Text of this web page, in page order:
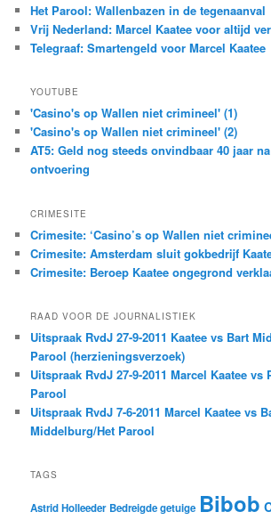
Het Parool: Wallenbazen in de tegenaanval
Vrij Nederland: Marcel Kaatee voor altijd
Telegraaf: Smartengeld voor Marcel Kaatee
YOUTUBE
'Casino's op Wallen niet crimineel' (1)
'Casino's op Wallen niet crimineel' (2)
AT5: Geld nog steeds onvindbaar 40 jaar
ontvoering
CRIMESITE
Crimesite: ‘Casino’s op Wallen niet
Crimesite: Amsterdam sluit gokbedrijf
Crimesite: Beroep Kaatee ongegrond
RAAD VOOR DE JOURNALISTIEK
Uitspraak RvdJ 27-9-2011 Kaatee vs Bart
Parool (herzieningsverzoek)
Uitspraak RvdJ 27-9-2011 Marcel Kaatee vs
Parool
Uitspraak RvdJ 7-6-2011 Marcel Kaatee vs
Middelburg/Het Parool
TAGS
Astrid Holleeder Bedreigde getuige Bibob